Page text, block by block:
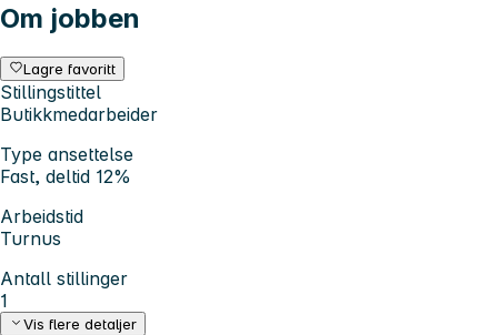
Om jobben
Lagre favoritt
Stillingstittel
Butikkmedarbeider
Type ansettelse
Fast, deltid 12%
Arbeidstid
Turnus
Antall stillinger
1
Vis flere detaljer